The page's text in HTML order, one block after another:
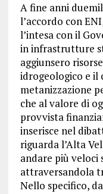
A fine anni
l’accordo con
l’intesa con il
in infrastrutture
aggiunsero
idrogeologico e
metanizzazione
che al valore di
provvista
inserisce nel
riguarda l’Alta
andare più veloci
attraversandola
Nello specifico,